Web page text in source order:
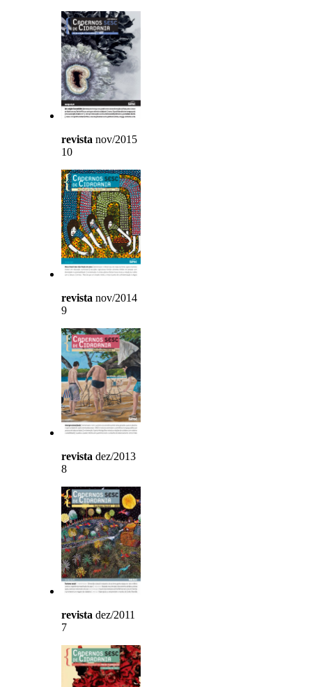
revista nov/2015
10
revista nov/2014
9
revista dez/2013
8
revista dez/2011
7